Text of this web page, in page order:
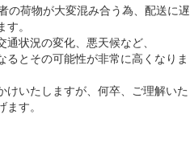
の荷物が大変混み合う為、配送に遅
。
状況の変化、悪天候など、
るとその可能性が非常に高くなりま
けいたしますが、何卒、ご理解いた
す。